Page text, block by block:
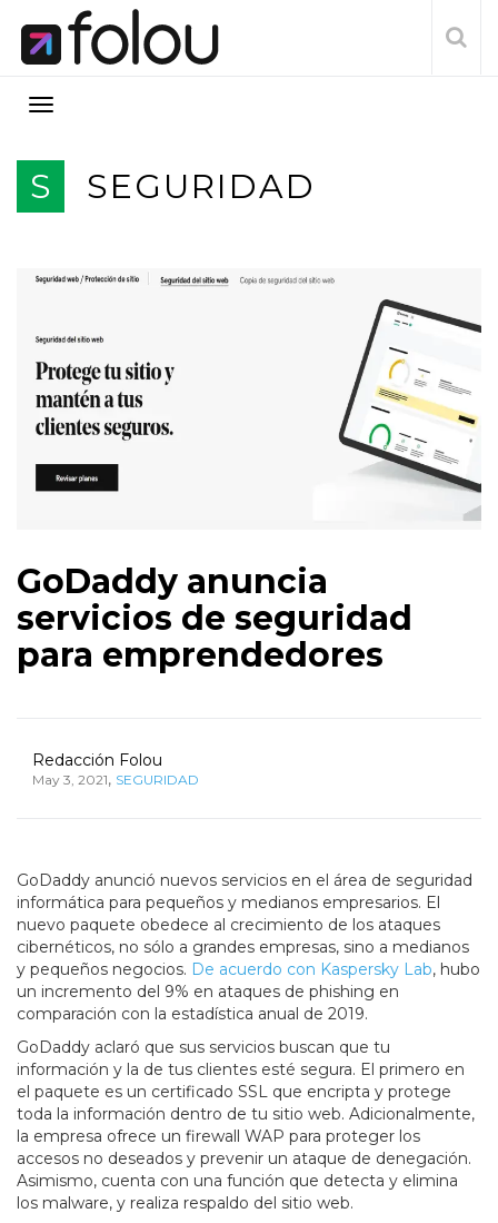
S SEGURIDAD
GoDaddy anuncia
servicios de seguridad
para emprendedores
Redacción Folou
May 3, 2021, SEGURIDAD
GoDaddy anunció nuevos servicios en el área de seguridad
informática para pequeños y medianos empresarios. El
nuevo paquete obedece al crecimiento de los ataques
cibernéticos, no sólo a grandes empresas, sino a medianos
y pequeños negocios. De acuerdo con Kaspersky Lab, hubo
un incremento del 9% en ataques de phishing en
comparación con la estadística anual de 2019.
GoDaddy aclaró que sus servicios buscan que tu
información y la de tus clientes esté segura. El primero en
el paquete es un certificado SSL que encripta y protege
toda la información dentro de tu sitio web. Adicionalmente,
la empresa ofrece un firewall WAP para proteger los
accesos no deseados y prevenir un ataque de denegación.
Asimismo, cuenta con una función que detecta y elimina
los malware, y realiza respaldo del sitio web.